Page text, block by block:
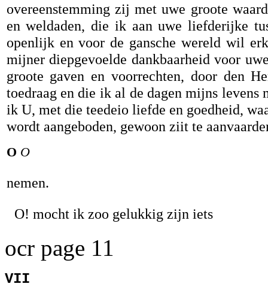
overeenstemming zij met uwe groote
en weldaden, die ik aan uwe liefderijke
openlijk en voor de gansche wereld wil
mijner diepgevoelde dankbaarheid voor
groote gaven en voorrechten, door den
toedraag en die ik al de dagen mijns levens
ik U, met die teedeio liefde en goedheid,
wordt aangeboden, gewoon ziit te
O O
nemen.
O! mocht ik zoo gelukkig zijn iets
ocr page 11
VII